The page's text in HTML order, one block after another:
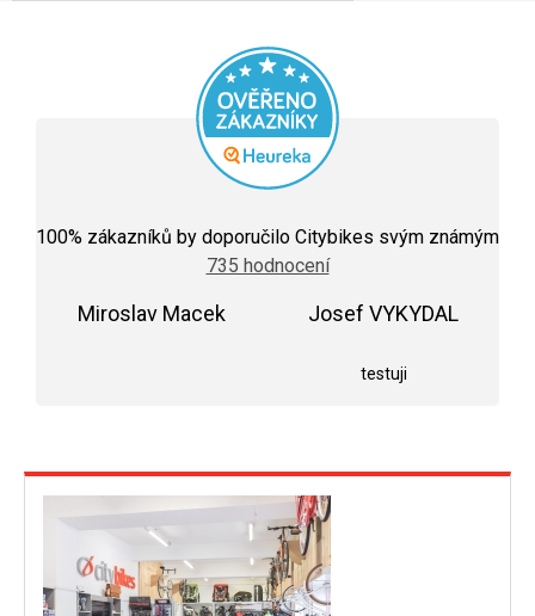
hodnocení
obchodu
je
100% zákazníků by doporučilo Citybikes svým známým
735 hodnocení
Miroslav Macek Josef VYKYDAL
testuji